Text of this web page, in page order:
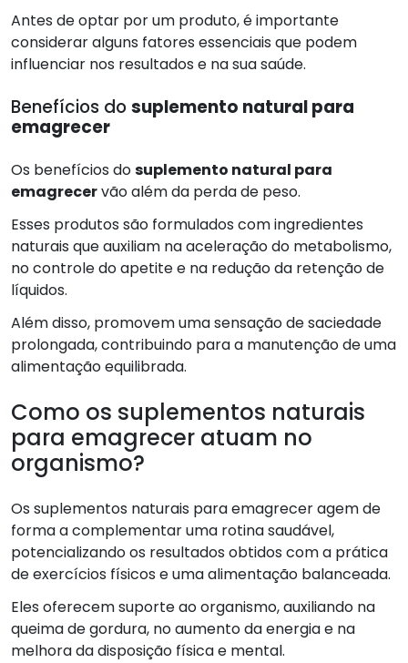
Antes de optar por um produto, é importante
considerar alguns fatores essenciais que podem
influenciar nos resultados e na sua saúde.
Benefícios dosuplemento natural para
emagrecer
Os benefícios dosuplemento natural para
emagrecervão além da perda de peso.
Esses produtos são formulados com ingredientes
naturais que auxiliam na aceleração do metabolismo,
no controle do apetite e na redução da retenção de
líquidos.
Além disso, promovem uma sensação de saciedade
prolongada, contribuindo para a manutenção de uma
alimentação equilibrada.
Como os suplementos naturais
para emagrecer atuam no
organismo?
Os suplementos naturais para emagrecer agem de
forma a complementar uma rotina saudável,
potencializando os resultados obtidos com a prática
de exercícios físicos e uma alimentação balanceada.
Eles oferecem suporte ao organismo, auxiliando na
queima de gordura, no aumento da energia e na
melhora da disposição física e mental.